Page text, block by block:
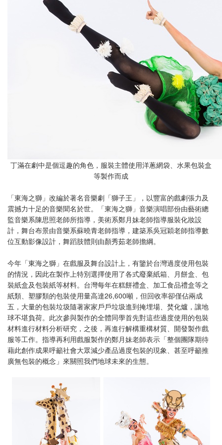
丁滿在劇中是個逗趣的角色，服裝主體使用洋蔥網袋、水果包裝盒
等製作而成
「東海之獅」改編於著名音樂劇「獅子王」，以豐富的戲劇張力及
震撼力十足的音樂聞名於世。「東海之獅」音樂演唱部份由藝術總
監音樂系陳思照老師所指導，美術系鄭月妹老師指導服裝化妝設
計，舞台布景由音樂系蘇曉青老師指導，建築系吳冠穎老師指導數
位互動影像設計，舞蹈肢體則由顏秀茹老師擔綱。
今年「東海之獅」在戲服及舞台設計上，有鑒於台灣過度使用包裝
的情況，因此在製作上特別選擇使用了各式廢棄紙箱、月餅盒、包
裝紙盒及包裝紙等材料。台灣每年在糕餅禮盒、加工食品禮盒等之
紙類、塑膠類的包裝使用量高達26,600噸，但回收率卻僅佔兩成
五，大量的包裝垃圾隨著家家戶戶垃圾進到掩埋場、焚化爐，讓地
球不堪負荷。此次參與製作的全體同學首先對這些過度使用的包裝
材料進行材料分析研究，之後，再進行解構重構材質、開發製作戲
服等工作。指導再利用戲服製作的鄭月妹老師表示「整個團隊期待
藉此創作成果呼籲社會大眾減少產品過度包裝的現象、甚至呼籲推
廣無包裝的概念」來關照我們地球未來的生態。